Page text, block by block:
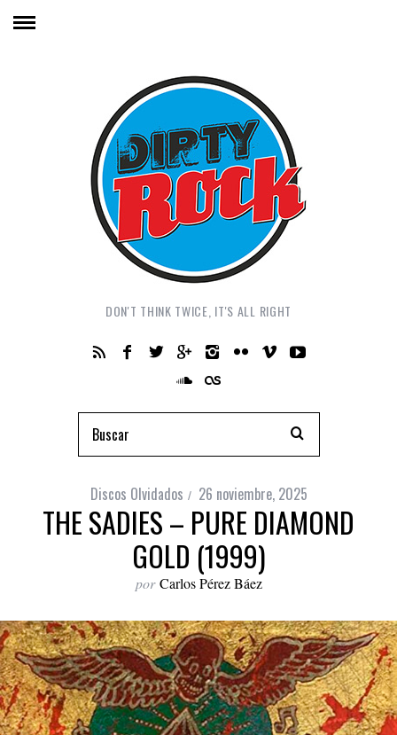
DON'T THINK TWICE, IT'S ALL RIGHT
Discos Olvidados 26 noviembre, 2025
THE SADIES – PURE DIAMOND
GOLD (1999)
por Carlos Pérez Báez